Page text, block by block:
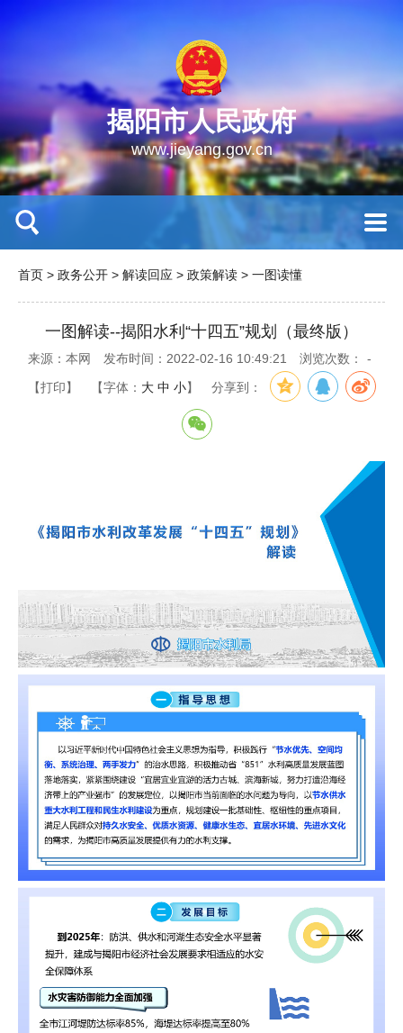
揭阳市人民政府
www.jieyang.gov.cn
首页 > 政务公开 > 解读回应 > 政策解读 > 一图读懂
一图解读--揭阳水利“十四五”规划（最终版）
来源：本网 发布时间：2022-02-16 10:49:21 浏览次数： -
【打印】 【字体： 大 中 小】 分享到：